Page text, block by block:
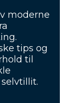
moderne
tips og
til